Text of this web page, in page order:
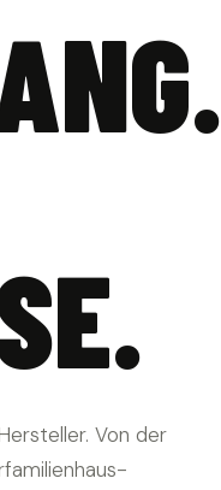
Von der